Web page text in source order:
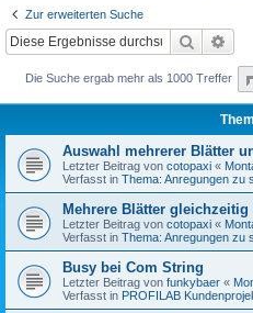
Zur erweiterten Suche
Suche
Die Suche ergab mehr als 1000 Treffer
Auswahl mehrerer Blätter
Letzter Beitrag von cotopaxi «
Verfasst in Thema: Anregungen zu
Mehrere Blätter gleichzeitig
Letzter Beitrag von cotopaxi «
Verfasst in Thema: Anregungen zu
Busy bei Com String
Letzter Beitrag von funkybaer «
Verfasst in PROFILAB